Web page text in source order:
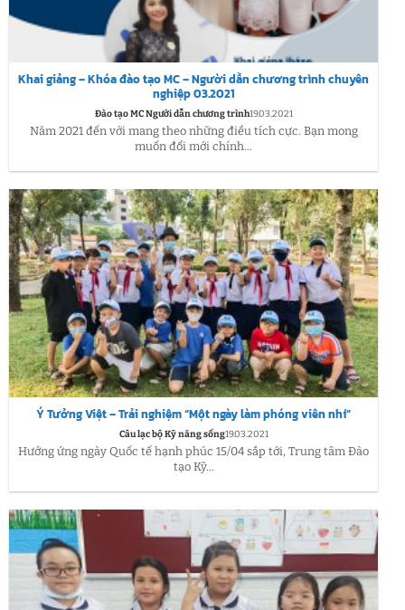
Khai giảng – Khóa đào tạo MC – Người dẫn chương trình chuyên
nghiệp 03.2021
Đào tạo MC Người dẫn chương trình19.03.2021
Năm 2021 đến với mang theo những điều tích cực. Bạn mong
muốn đổi mới chính...
Ý Tưởng Việt – Trải nghiệm “Một ngày làm phóng viên nhí”
Câu lạc bộ Kỹ năng sống19.03.2021
Hưởng ứng ngày Quốc tế hạnh phúc 15/04 sắp tới, Trung tâm Đào
tạo Kỹ...